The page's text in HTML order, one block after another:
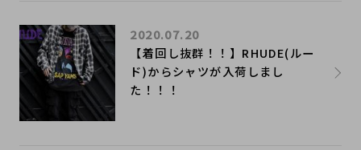
​【着回し抜群！！】RHUDE(ルー
ド)からシャツが入荷しまし
た！！！
2020.07.20